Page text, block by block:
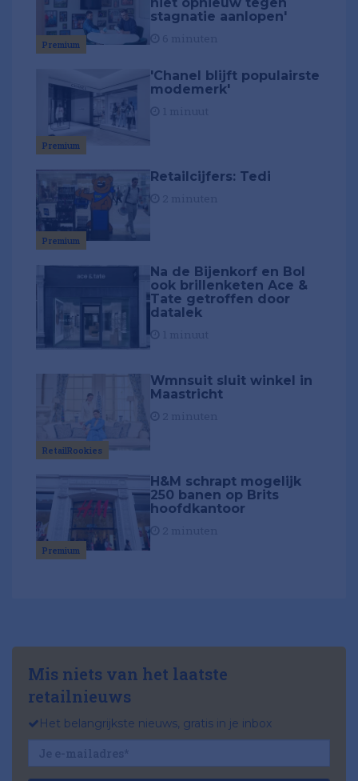
Premium
stagnatie aanlopen'
Premium
'Chanel blijft populairste
modemerk'
Premium
Retailcijfers: Tedi
Na de Bijenkorf en Bol
ook brillenketen Ace &
Tate getroffen door
datalek
RetailRookies
Wmnsuit sluit winkel in
Maastricht
Premium
H&M schrapt mogelijk
250 banen op Brits
hoofdkantoor
Mis niets van het laatste
retailnieuws
Het belangrijkste nieuws, gratis in je inbox